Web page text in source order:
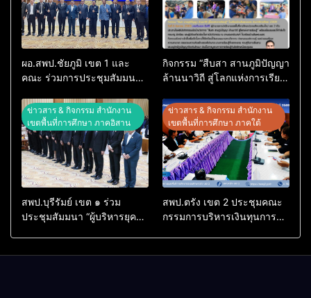
ผอ.สพป.ชัยภูมิ เขต 1 และ
คณะ ร่วมการประชุมสัมมนา
นำการศึกษาไทยสู่อนาคต”
ประจำเขตตรวจราชการที่ 13
กิจกรรม “สืบสา สานภูมิปัญญา
ล้านนาวิถี สู่โลกแห่งการเรียน
ประจำปีการศึกษา 2569
ข่าวสาร & กิจกรรม สำนักงาน
เขตพื้นที่การศึกษา ภาคอิสาน
สพป.บุรีรัมย์ เขต ๑ ร่วม
ประชุมสัมมนา “ผู้บริหารยุค
ข่าวสาร & กิจกรรม สำนักงาน
เขตพื้นที่การศึกษา ภาคใต้
สพป.ตรัง เขต 2 ประชุมคณะ
กรรมการบริหารเงินทุนการ